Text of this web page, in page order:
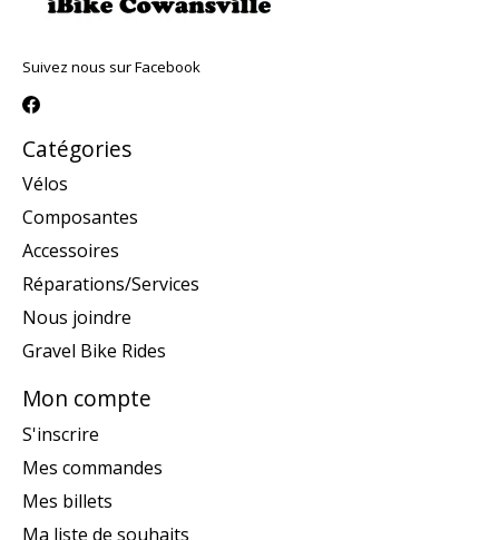
Suivez nous sur Facebook
Catégories
Vélos
Composantes
Accessoires
Réparations/Services
Nous joindre
Gravel Bike Rides
Mon compte
S'inscrire
Mes commandes
Mes billets
Ma liste de souhaits